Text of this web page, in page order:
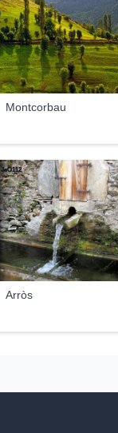
Montcorbau
Arròs
JeO112